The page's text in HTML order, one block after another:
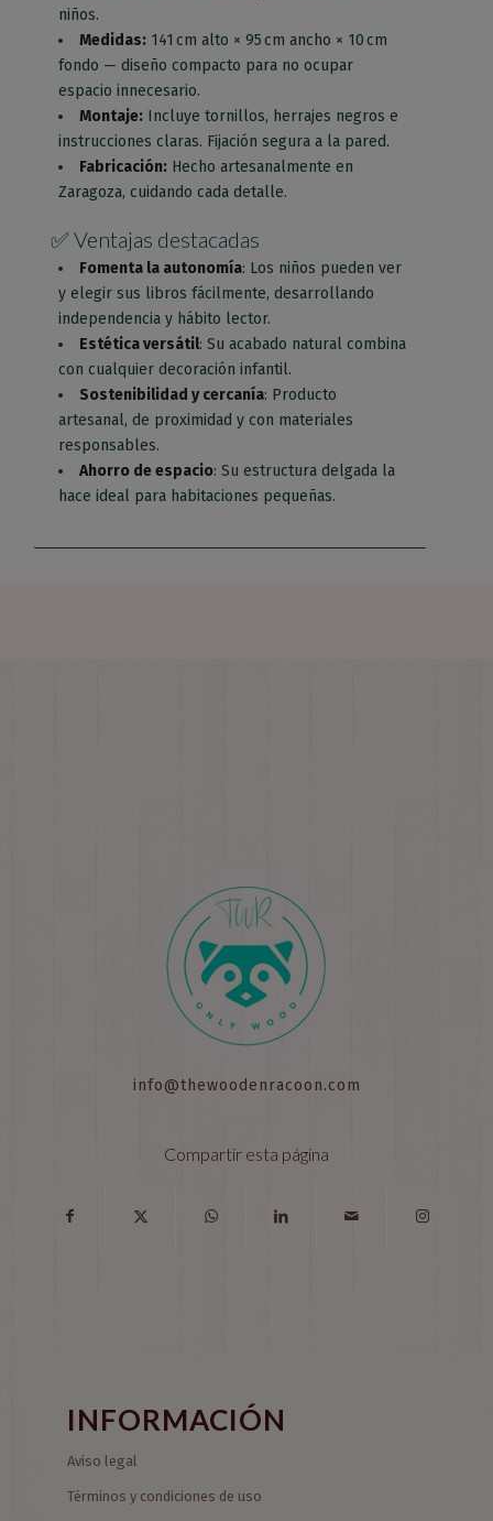
niños.
Medidas: 141 cm alto × 95 cm ancho × 10 cm
fondo — diseño compacto para no ocupar
espacio innecesario.
Montaje: Incluye tornillos, herrajes negros e
instrucciones claras. Fijación segura a la pared.
Fabricación: Hecho artesanalmente en
Zaragoza, cuidando cada detalle.
✅ Ventajas destacadas
Fomenta la autonomía: Los niños pueden ver
y elegir sus libros fácilmente, desarrollando
independencia y hábito lector.
Estética versátil: Su acabado natural combina
con cualquier decoración infantil.
Sostenibilidad y cercanía: Producto
artesanal, de proximidad y con materiales
responsables.
Ahorro de espacio: Su estructura delgada la
hace ideal para habitaciones pequeñas.
info@thewoodenracoon.com
Compartir esta página
INFORMACIÓN
Aviso legal
Términos y condiciones de uso